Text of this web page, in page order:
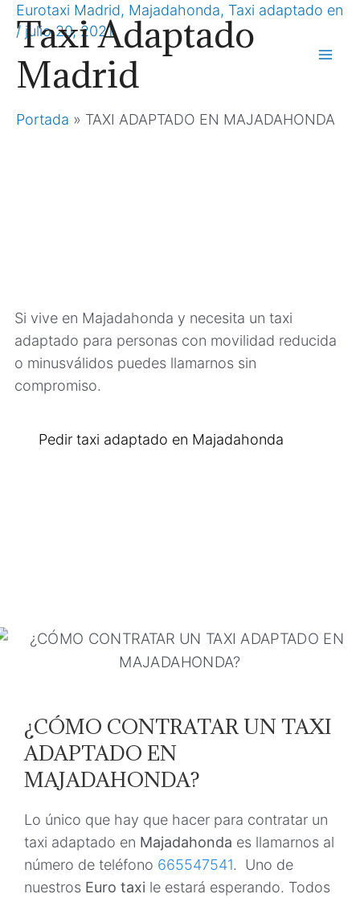
Taxi Adaptado
Madrid
Portada » TAXI ADAPTADO EN MAJADAHONDA
Eurotaxi Madrid, Majadahonda, Taxi adaptado en
/ julio 20, 2021
Si vive en Majadahonda y necesita un taxi
adaptado para personas con movilidad reducida
o minusválidos puedes llamarnos sin
compromiso.
Pedir taxi adaptado en Majadahonda
¿CÓMO CONTRATAR UN TAXI
ADAPTADO EN
MAJADAHONDA?
Lo único que hay que hacer para contratar un
taxi adaptado en Majadahonda es llamarnos al
número de teléfono 665547541. Uno de
nuestros Euro taxi le estará esperando. Todos